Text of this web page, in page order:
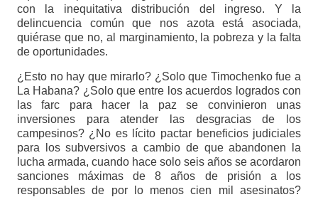
con la inequitativa distribución del ingreso. Y la
delincuencia común que nos azota está asociada,
quiérase que no, al marginamiento, la pobreza y la falta
de oportunidades.
¿Esto no hay que mirarlo? ¿Solo que Timochenko fue a
La Habana? ¿Solo que entre los acuerdos logrados con
las farc para hacer la paz se convinieron unas
inversiones para atender las desgracias de los
campesinos? ¿No es lícito pactar beneficios judiciales
para los subversivos a cambio de que abandonen la
lucha armada, cuando hace solo seis años se acordaron
sanciones máximas de 8 años de prisión a los
responsables de por lo menos cien mil asesinatos?